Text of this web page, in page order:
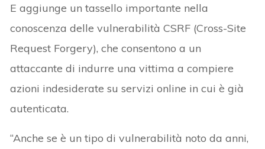
E aggiunge un tassello importante nella
conoscenza delle vulnerabilità CSRF (Cross-Site
Request Forgery), che consentono a un
attaccante di indurre una vittima a compiere
azioni indesiderate su servizi online in cui è già
autenticata.
“Anche se è un tipo di vulnerabilità noto da anni,